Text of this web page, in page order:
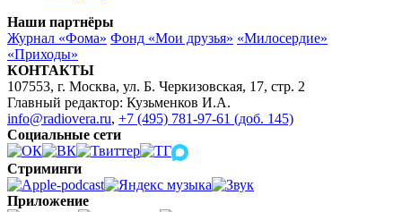
Наши партнёры
Журнал «Фома» Фонд «Мои друзья» «Милосердие»
«Приходы»
КОНТАКТЫ
107553, г. Москва, ул. Б. Черкизовская, 17, стр. 2
Главный редактор: Кузьменков И.А.
info@radiovera.ru, +7 (495) 781-97-61 (доб. 145)
Социальные сети
Стриминги
Приложение